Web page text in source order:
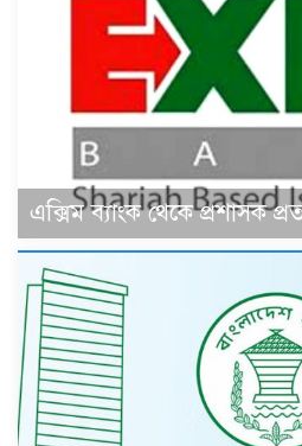
এক্সিম ব্যাংক থেকে প্রশাসক